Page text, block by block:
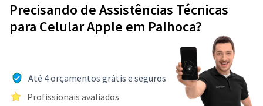
Precisando de Assistências Técnicas
para Celular Apple em Palhoca?
Até 4 orçamentos grátis e seguros
Profissionais avaliados